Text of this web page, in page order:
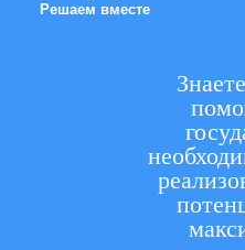
Решаем вместе